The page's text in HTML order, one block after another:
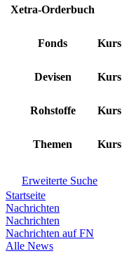
Xetra-Orderbuch
Fonds Kurs
Devisen Kurs
Rohstoffe Kurs
Themen Kurs
Erweiterte Suche
Startseite
Nachrichten
Nachrichten
Nachrichten auf FN
Alle News